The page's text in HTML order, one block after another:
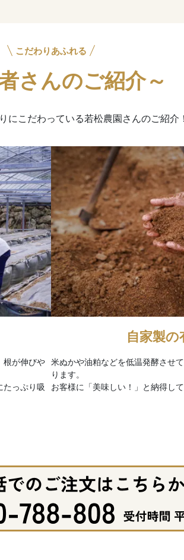
こだわりあふれる
さんのご紹介～
にこだわっている若松農園さんのご紹介
根が伸びや
たっぷり吸
自家製の
米ぬかや油粕などを低温発酵させ
ります。
お客様に「美味しい！」と納得し